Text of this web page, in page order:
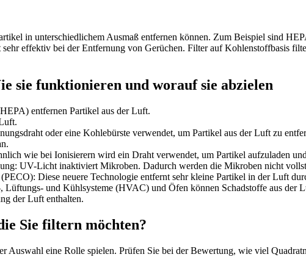
in unterschiedlichem Ausmaß entfernen können. Zum Beispiel sind
effektiv bei der Entfernung von Gerüchen. Filter auf Kohlenstoffbasis
sie funktionieren und worauf sie abzielen
entfernen Partikel aus der Luft.
oder eine Kohlebürste verwendet, um Partikel aus der Luft zu
wie bei Ionisierern wird ein Draht verwendet, um Partikel aufzuladen
UV-Licht inaktiviert Mikroben. Dadurch werden die Mikroben nicht
Diese neuere Technologie entfernt sehr kleine Partikel in der Luft
und Kühlsysteme (HVAC) und Öfen können Schadstoffe aus der
der Luft enthalten.
Sie filtern möchten?
Auswahl eine Rolle spielen. Prüfen Sie bei der Bewertung, wie viel